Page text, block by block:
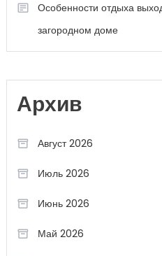
Особенности отдыха
загородном доме
Архив
Август 2026
Июль 2026
Июнь 2026
Май 2026